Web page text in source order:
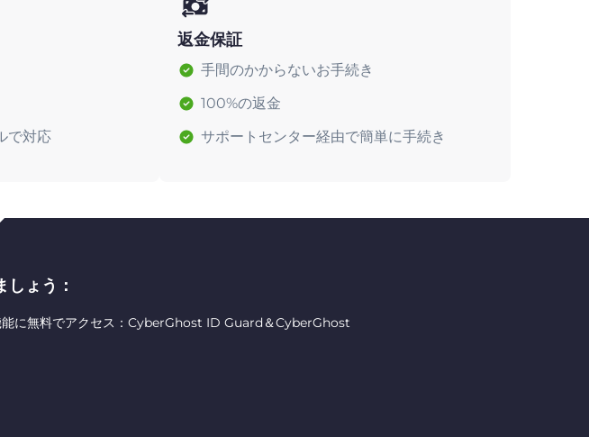
で対応
返金保証
手間のかからないお手続き
100%の返金
サポートセンター経由で簡単に手続き
ょう：
能に無料でアクセス：CyberGhost ID Guard＆CyberGhost